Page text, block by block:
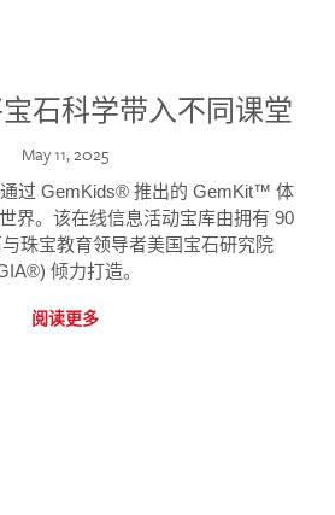
宝石科学带入不同课堂
May 11, 2025
过 GemKids® 推出的 GemKit™ 体
界。该在线信息活动宝库由拥有 90
珠宝教育领导者美国宝石研究院
倾力打造。
阅读更多